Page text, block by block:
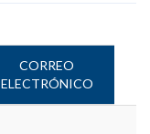
CORREO
ELECTRÓNICO